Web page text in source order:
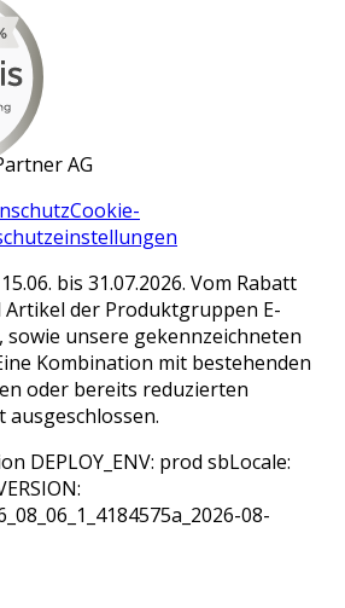
AG
Cookie-
bis 31.07.2026. Vom Rabatt
Artikel der Produktgruppen E-
unsere gekennzeichneten
Kombination mit bestehenden
oder bereits reduzierten
DEPLOY_ENV: prod sbLocale:
08-